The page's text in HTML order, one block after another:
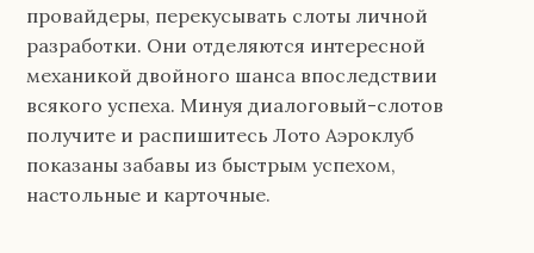
провайдеры, перекусывать слоты личной
разработки. Они отделяются интересной
механикой двойного шанса впоследствии
всякого успеха. Минуя диалоговый-слотов
получите и распишитесь Лото Аэроклуб
показаны забавы из быстрым успехом,
настольные и карточные.